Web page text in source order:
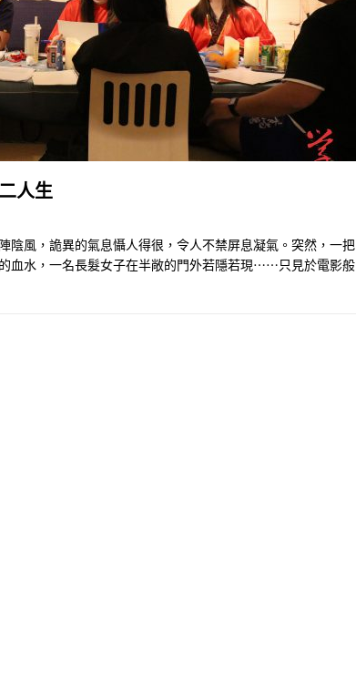
人生
陰風，詭異的氣息懾人得很，令人不禁屏息凝氣。突然，一把
血水，一名長髮女子在半敞的門外若隱若現⋯⋯只見於電影般